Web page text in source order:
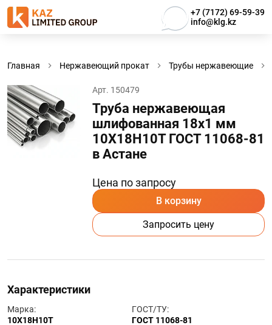
+7 (7172) 69-59-39
info@klg.kz
Главная Нержавеющий прокат Трубы нержавеющие
Арт. 150479
Труба нержавеющая
шлифованная 18х1 мм
10Х18Н10Т ГОСТ 11068-81
в Астанe
Цена по запросу
В корзину
Запросить цену
Характеристики
Марка:
10Х18Н10Т
ГОСТ/ТУ:
ГОСТ 11068-81